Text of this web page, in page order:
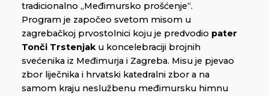
tradicionalno „Međimursko prošćenje“.
Program je započeo svetom misom u
zagrebačkoj prvostolnici koju je predvodio pater
Tonči Trstenjaku koncelebraciji brojnih
svećenika iz Međimurja i Zagreba. Misu je pjevao
zbor liječnika i hrvatski katedralni zbor a na
samom kraju neslužbenu međimursku himnu